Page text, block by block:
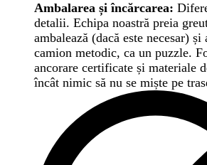
Ambalarea și încărcarea:
detalii. Echipa noastră preia
ambalează (dacă este necesar)
camion metodic, ca un puzzle.
ancorare certificate și materiale
încât nimic să nu se miște pe